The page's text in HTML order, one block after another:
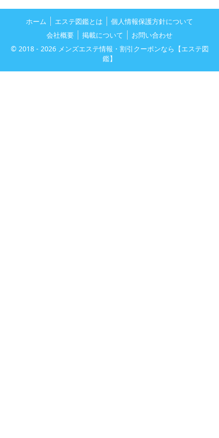
ホーム エステ図鑑とは
個人情報保護方針について
会社概要
掲載について
お問い合わせ
© 2018 - 2026 メンズエステ情報・割引クーポンなら【エステ図
鑑】